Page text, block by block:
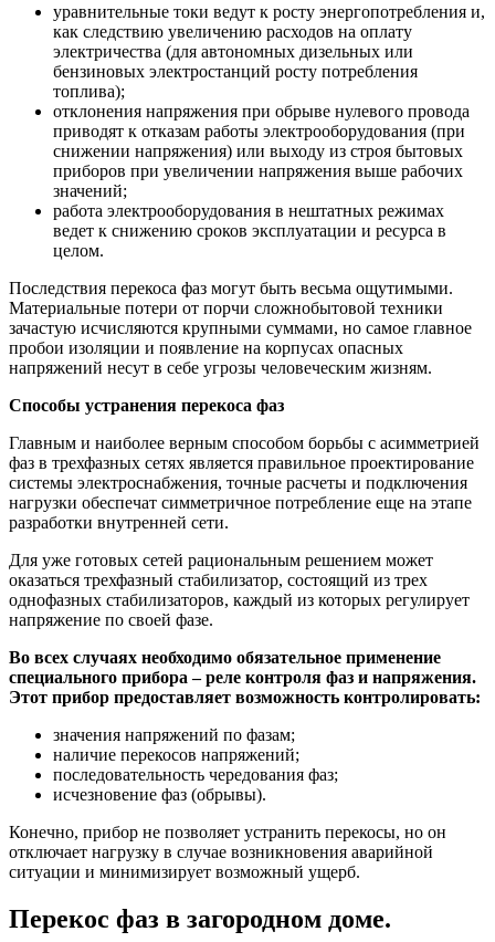
уравнительные токи ведут к росту энергопотребления и,
как следствию увеличению расходов на оплату
электричества (для автономных дизельных или
бензиновых электростанций росту потребления
топлива);
отклонения напряжения при обрыве нулевого провода
приводят к отказам работы электрооборудования (при
снижении напряжения) или выходу из строя бытовых
приборов при увеличении напряжения выше рабочих
значений;
работа электрооборудования в нештатных режимах
ведет к снижению сроков эксплуатации и ресурса в
целом.
Последствия перекоса фаз могут быть весьма ощутимыми.
Материальные потери от порчи сложнобытовой техники
зачастую исчисляются крупными суммами, но самое главное
пробои изоляции и появление на корпусах опасных
напряжений несут в себе угрозы человеческим жизням.
Способы устранения перекоса фаз
Главным и наиболее верным способом борьбы с асимметрией
фаз в трехфазных сетях является правильное проектирование
системы электроснабжения, точные расчеты и подключения
нагрузки обеспечат симметричное потребление еще на этапе
разработки внутренней сети.
Для уже готовых сетей рациональным решением может
оказаться трехфазный стабилизатор, состоящий из трех
однофазных стабилизаторов, каждый из которых регулирует
напряжение по своей фазе.
Во всех случаях необходимо обязательное применение
специального прибора – реле контроля фаз и напряжения.
Этот прибор предоставляет возможность контролировать:
значения напряжений по фазам;
наличие перекосов напряжений;
последовательность чередования фаз;
исчезновение фаз (обрывы).
Конечно, прибор не позволяет устранить перекосы, но он
отключает нагрузку в случае возникновения аварийной
ситуации и минимизирует возможный ущерб.
Перекос фаз в загородном доме.